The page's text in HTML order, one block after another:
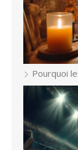
Pourquoi